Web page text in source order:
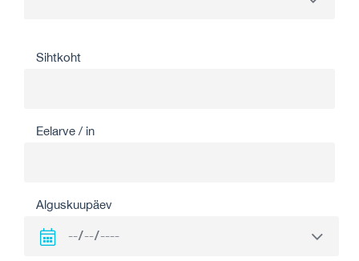
Sihtkoht
Eelarve / in
Alguskuupäev